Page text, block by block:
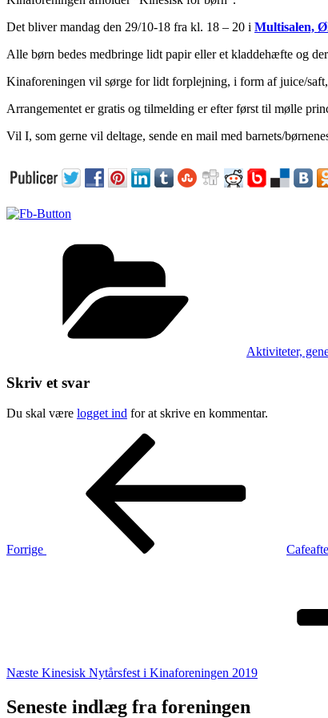
Det bliver mandag den 29/10-18 fra kl. 18 – 20 i Multisalen,
Alle børn bedes medbringe lidt papir eller et kladdehæfte og
Kinaforeningen vil sørge for lidt forplejning, i form af juice/
Arrangementet er gratis og tilmelding er efter først til mølle
Vil I, som gerne vil deltage, sende en mail med barnets/
Aktiviteter,
Skriv et svar
Du skal være logget ind for at skrive en kommentar.
Indlægsnavigation
Forrige
Næste Kinesisk Nytårsfest i Kinaforeningen 2019
Seneste indlæg fra foreningen